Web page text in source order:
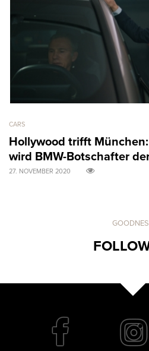
CARS
Hollywood trifft
wird BMW-Botschafter
27. NOVEMBER 2020